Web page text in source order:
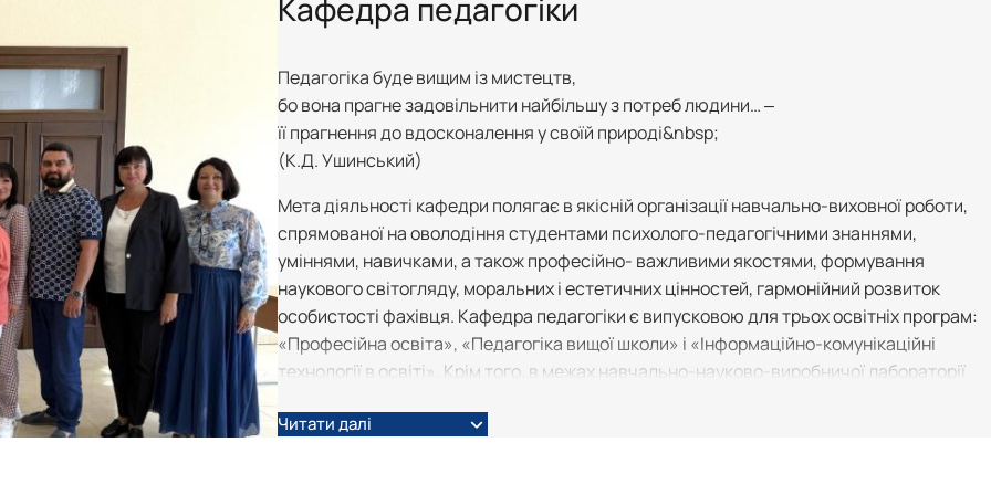
технологій (Курси поглибле…
Кафедра педагогіки
Педагогіка буде вищим із мистецтв,
бо вона прагне задовільнити найбільшу з потреб людини… ‒
її прагнення до вдосконалення у своїй природі&nbsp;
(К.Д. Ушинський)
Мета діяльності кафедри полягає в якісній організації навчально-виховної роботи,
спрямованої на оволодіння студентами психолого-педагогічними знаннями,
уміннями, навичками, а також професійно- важливими якостями, формування
наукового світогляду, моральних і естетичних цінностей, гармонійний розвиток
особистості фахівця. Кафедра педагогіки є випусковою для трьох освітніх програм:
«Професійна освіта», «Педагогіка вищої школи» і «Інформаційно-комунікаційні
технології в освіті». Крім того, в межах навчально-науково-виробничої лабораторії
вивчення педагогічних дисциплін.
Читати далі